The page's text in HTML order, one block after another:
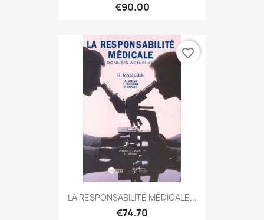
€90.00
LA RESPONSABILITÉ MÉDICALE...
€74.70
favorite_border